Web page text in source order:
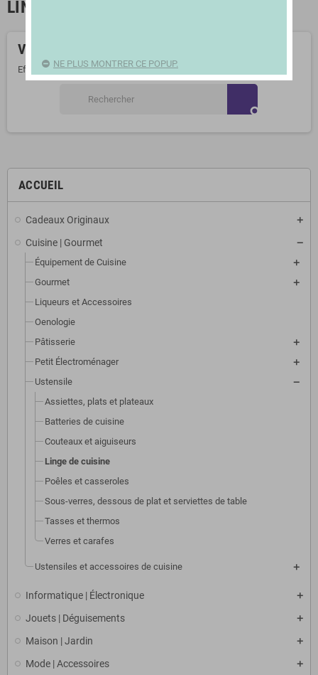
ACCUEIL
Cadeaux Originaux
Cuisine | Gourmet
Équipement de Cuisine
Gourmet
Liqueurs et Accessoires
Oenologie
Pâtisserie
Petit Électroménager
Ustensile
Assiettes, plats et plateaux
Batteries de cuisine
Couteaux et aiguiseurs
Linge de cuisine
Poêles et casseroles
Sous-verres, dessous de plat et serviettes de table
Tasses et thermos
Verres et carafes
Ustensiles et accessoires de cuisine
Informatique | Électronique
Jouets | Déguisements
Maison | Jardin
Mode | Accessoires
LINGE DE CUISINE
Veuillez nous excuser pour le désagrément.
Effectuez une nouvelle recherche
search
NE PLUS MONTRER CE POPUP.